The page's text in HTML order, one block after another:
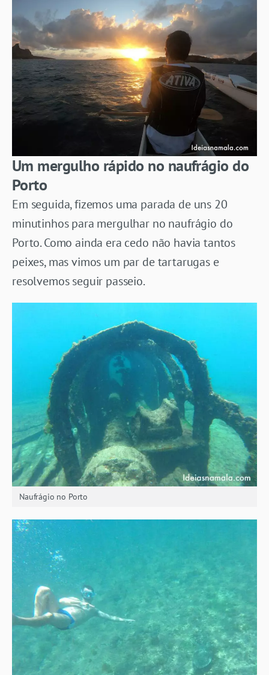
Um mergulho rápido no naufrágio do
Porto
Em seguida, fizemos uma parada de uns 20
minutinhos para mergulhar no naufrágio do
Porto. Como ainda era cedo não havia tantos
peixes, mas vimos um par de tartarugas e
resolvemos seguir passeio.
Naufrágio no Porto